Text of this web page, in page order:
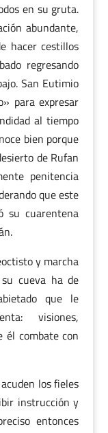
en su gruta.
abundante,
hacer cestillos
regresando
San Eutimio
para expresar
al tiempo
bien porque
de Rufan
penitencia
que este
su cuarentena
y marcha
cueva ha de
que le
visiones,
él combate con
los fieles
instrucción y
entonces